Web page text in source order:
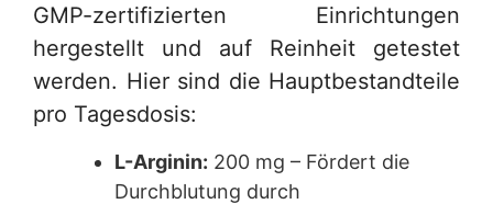
GMP-zertifizierten Einrichtungen
hergestellt und auf Reinheit getestet
werden. Hier sind die Hauptbestandteile
pro Tagesdosis:
L-Arginin: 200 mg – Fördert die
Durchblutung durch